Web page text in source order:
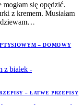
się opędzić.
z kremem. Musiałam
– DOMOWY
– ŁATWE PRZEPISY